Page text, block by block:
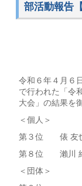
部活動報告
令和６年４月６
で行われた「令
大会」の結果を
＜個人＞
第３位 俵 友
第８位 瀨川
＜団体＞